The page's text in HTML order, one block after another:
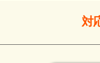
対